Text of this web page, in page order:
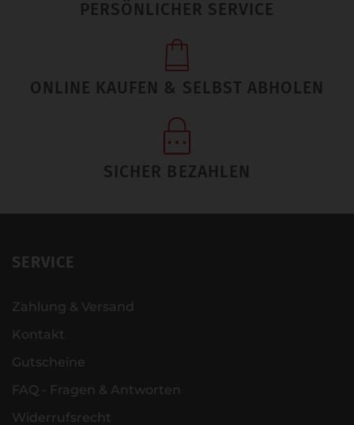
PERSÖNLICHER SERVICE
ONLINE KAUFEN & SELBST ABHOLEN
SICHER BEZAHLEN
SERVICE
Zahlung & Versand
Kontakt
Gutscheine
FAQ - Fragen & Antworten
Widerrufsrecht